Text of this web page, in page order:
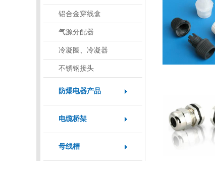
铝合金穿线盒
气源分配器
冷凝圈、冷凝器
不锈钢接头
防爆电器产品
电缆桥架
母线槽